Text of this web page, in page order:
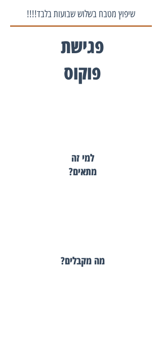
שיפוץ מטבח בשלוש שבועות בלבד!!!!
למי זה
מתאים?
מה מקבלים?
פגישת
פוקוס